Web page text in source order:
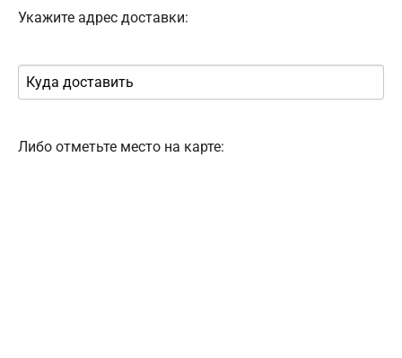
Укажите адрес доставки:
Либо отметьте место на карте: